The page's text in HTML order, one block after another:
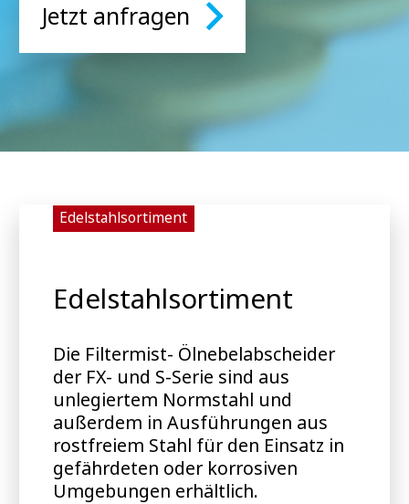
Jetzt anfragen
Edelstahlsortiment
Edelstahlsortiment
Die Filtermist- Ölnebelabscheider
der FX- und S-Serie sind aus
unlegiertem Normstahl und
außerdem in Ausführungen aus
rostfreiem Stahl für den Einsatz in
gefährdeten oder korrosiven
Umgebungen erhältlich.